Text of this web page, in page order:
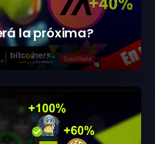
la próxima?